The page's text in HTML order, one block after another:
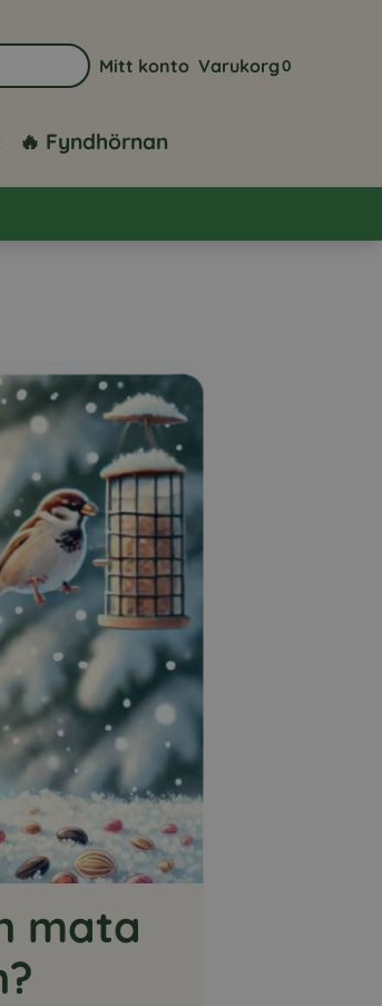
Gå till sidan för mitt konto
Mitt konto
Visa din
Varukorg0
🔥 Fyndhörnan
mata